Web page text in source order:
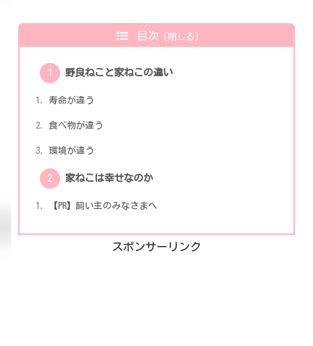
目次
野良ねこと家ねこの違い
寿命が違う
食べ物が違う
環境が違う
家ねこは幸せなのか
【PR】飼い主のみなさまへ
スポンサーリンク